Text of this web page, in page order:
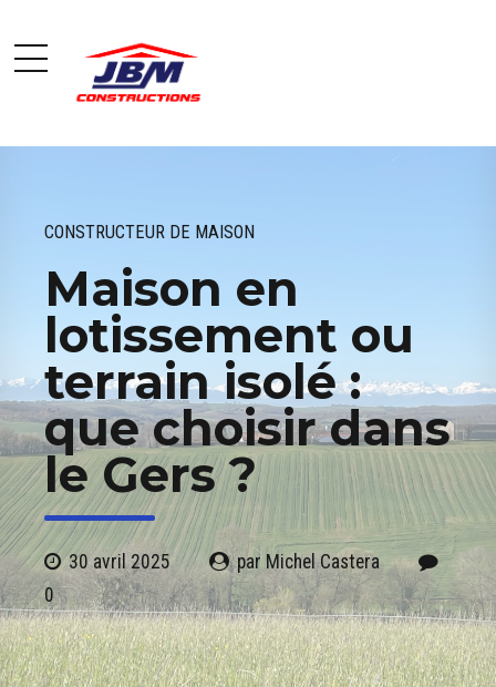
CONSTRUCTEUR DE MAISON
Maison en
lotissement ou
terrain isolé :
que choisir dans
le Gers ?
30 avril 2025
par Michel Castera
0